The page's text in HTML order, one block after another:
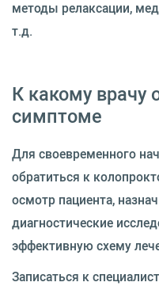
методы релаксации,
т.д.
К какому врачу
симптоме
Для своевременного
обратиться к
осмотр пациента,
диагностические
эффективную схему
Записаться к